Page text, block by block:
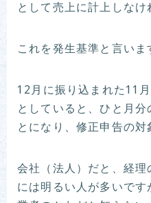
として売上に計上しなけ
これを発生基準と言いま
12月に振り込まれた11
としていると、ひと月
とになり、修正申告の対
会社（法人）だと、経理
には明るい人が多いで